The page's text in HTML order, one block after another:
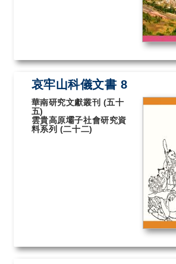
哀牢山科儀文書 8
華南研究文獻叢刊 (五十
五)
雲貴高原壩子社會研究資
料系列 (二十二)